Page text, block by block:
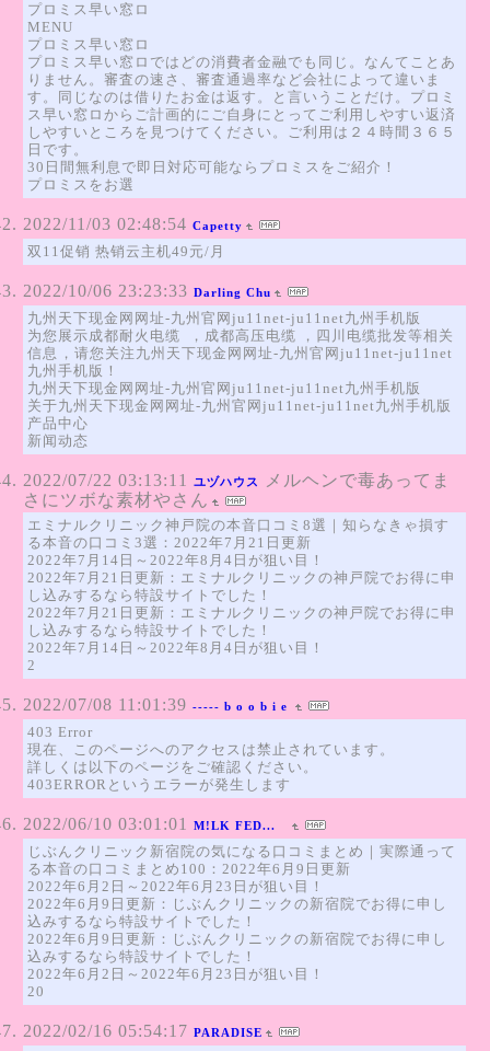
プロミス早い窓ロ
MENU
プロミス早い窓ロ
プロミス早い窓ロではどの消費者金融でも同じ。なんてことあ
りません。審査の速さ、審査通過率など会社によって違いま
す。同じなのは借りたお金は返す。と言いうことだけ。プロミ
ス早い窓ロからご計画的にご自身にとってご利用しやすい返済
しやすいところを見つけてください。ご利用は２４時間３６５
日です。
30日間無利息で即日対応可能ならプロミスをご紹介！
プロミスをお選
2022/11/03 02:48:54 Capetty
双11促销 热销云主机49元/月
2022/10/06 23:23:33 Darling Chu
九州天下现金网网址-九州官网ju11net-ju11net九州手机版
为您展示成都耐火电缆，成都高压电缆，四川电缆批发等相关
信息，请您关注九州天下现金网网址-九州官网ju11net-ju11net
九州手机版！
九州天下现金网网址-九州官网ju11net-ju11net九州手机版
关于九州天下现金网网址-九州官网ju11net-ju11net九州手机版
产品中心
新闻动态
2022/07/22 03:13:11 ユヅハウス
メルヘンで毒あってま
さにツボな素材やさん
エミナルクリニック神戸院の本音口コミ8選｜知らなきゃ損す
る本音の口コミ3選：2022年7月21日更新
2022年7月14日～2022年8月4日が狙い目！
2022年7月21日更新：エミナルクリニックの神戸院でお得に申
し込みするなら特設サイトでした！
2022年7月21日更新：エミナルクリニックの神戸院でお得に申
し込みするなら特設サイトでした！
2022年7月14日～2022年8月4日が狙い目！
2
2022/07/08 11:01:39 ----- b o o b i e
403 Error
現在、このページへのアクセスは禁止されています。
詳しくは以下のページをご確認ください。
403ERRORというエラーが発生します
2022/06/10 03:01:01 M!LK FED...
じぶんクリニック新宿院の気になる口コミまとめ｜実際通って
る本音の口コミまとめ100：2022年6月9日更新
2022年6月2日～2022年6月23日が狙い目！
2022年6月9日更新：じぶんクリニックの新宿院でお得に申し
込みするなら特設サイトでした！
2022年6月9日更新：じぶんクリニックの新宿院でお得に申し
込みするなら特設サイトでした！
2022年6月2日～2022年6月23日が狙い目！
20
2022/02/16 05:54:17 PARADISE